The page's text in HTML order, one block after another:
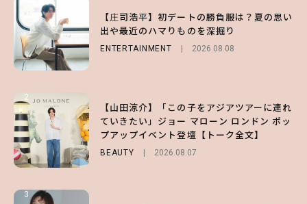
【庄司浩平】初デートの勝負服は？夏の思い
出や最近のハマりものを深掘り
ENTERTAINMENT 2026.08.08
2
【山田涼介】「この子をアジアツアーに連れ
ていきたい」ジョー マローン ロンドン ポッ
プアップイベント登壇【トーク全文】
BEAUTY 2026.08.07
3
【大原優乃】夏メイクはプレイフルに！ドキ
ッとしちゃう色っぽ“うるみ目”のつくり方
BEAUTY 2026.08.01
2
【森香澄】理想のスタイルはどう作る？体型
キープの秘訣や夏の過ごし方など独占インタ
ビュー！
ENTERTAINMENT 2026.07.31
3
【SNIDEL】長濱ねるとロマンティックトラ
ッドな秋はじめ｜2026秋の新作コーデ4選
FASHION Sponsored 2026.07.10
2
【付録】総柄ハローキティが可愛すぎ♡ 紀
ノ国屋コラボの“優秀保冷バッグ”は夏の強
い味方！【オトナミューズ9月号増刊】
FUROKU 2026.07.12
3